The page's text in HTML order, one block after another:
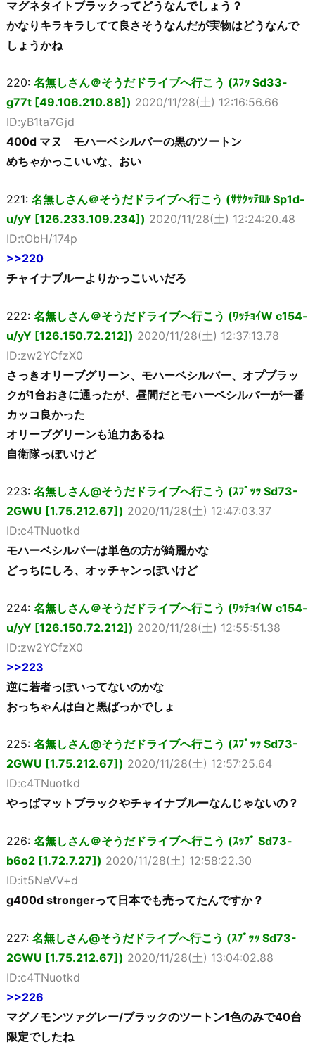
マグネタイトブラックってどうなんでしょう？
かなりキラキラしてて良さそうなんだが実物はどうなんで
しょうかね
220: 名無しさん＠そうだドライブへ行こう (ｽﾌｯ Sd33-
g77t [49.106.210.88]) 2020/11/28(土) 12:16:56.66
ID:yB1ta7Gjd
400d マヌ モハーベシルバーの黒のツートン
めちゃかっこいいな、おい
221: 名無しさん＠そうだドライブへ行こう (ｻｻｸｯﾃﾛﾙ Sp1d-
u/yY [126.233.109.234]) 2020/11/28(土) 12:24:20.48
ID:tObH/174p
>>220
チャイナブルーよりかっこいいだろ
222: 名無しさん＠そうだドライブへ行こう (ﾜｯﾁｮｲW c154-
u/yY [126.150.72.212]) 2020/11/28(土) 12:37:13.78
ID:zw2YCfzX0
さっきオリーブグリーン、モハーベシルバー、オプブラッ
クが1台おきに通ったが、昼間だとモハーベシルバーが一番
カッコ良かった
オリーブグリーンも迫力あるね
自衛隊っぽいけど
223: 名無しさん@そうだドライブへ行こう (ｽﾌﾟｯｯ Sd73-
2GWU [1.75.212.67]) 2020/11/28(土) 12:47:03.37
ID:c4TNuotkd
モハーベシルバーは単色の方が綺麗かな
どっちにしろ、オッチャンっぽいけど
224: 名無しさん＠そうだドライブへ行こう (ﾜｯﾁｮｲW c154-
u/yY [126.150.72.212]) 2020/11/28(土) 12:55:51.38
ID:zw2YCfzX0
>>223
逆に若者っぽいってないのかな
おっちゃんは白と黒ばっかでしょ
225: 名無しさん@そうだドライブへ行こう (ｽﾌﾟｯｯ Sd73-
2GWU [1.75.212.67]) 2020/11/28(土) 12:57:25.64
ID:c4TNuotkd
やっぱマットブラックやチャイナブルーなんじゃないの？
226: 名無しさん＠そうだドライブへ行こう (ｽｯﾌﾟ Sd73-
b6o2 [1.72.7.27]) 2020/11/28(土) 12:58:22.30
ID:it5NeVV+d
g400d strongerって日本でも売ってたんですか？
227: 名無しさん@そうだドライブへ行こう (ｽﾌﾟｯｯ Sd73-
2GWU [1.75.212.67]) 2020/11/28(土) 13:04:02.88
ID:c4TNuotkd
>>226
マグノモンツァグレー/ブラックのツートン1色のみで40台
限定でしたね